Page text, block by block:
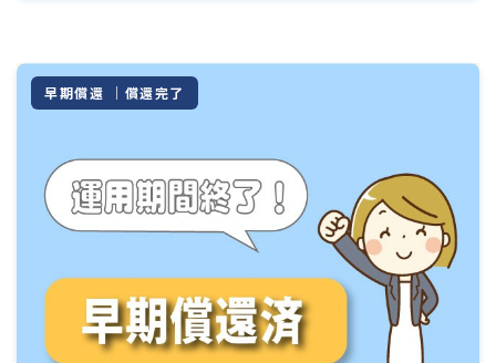
早期償還 ｜償還完了